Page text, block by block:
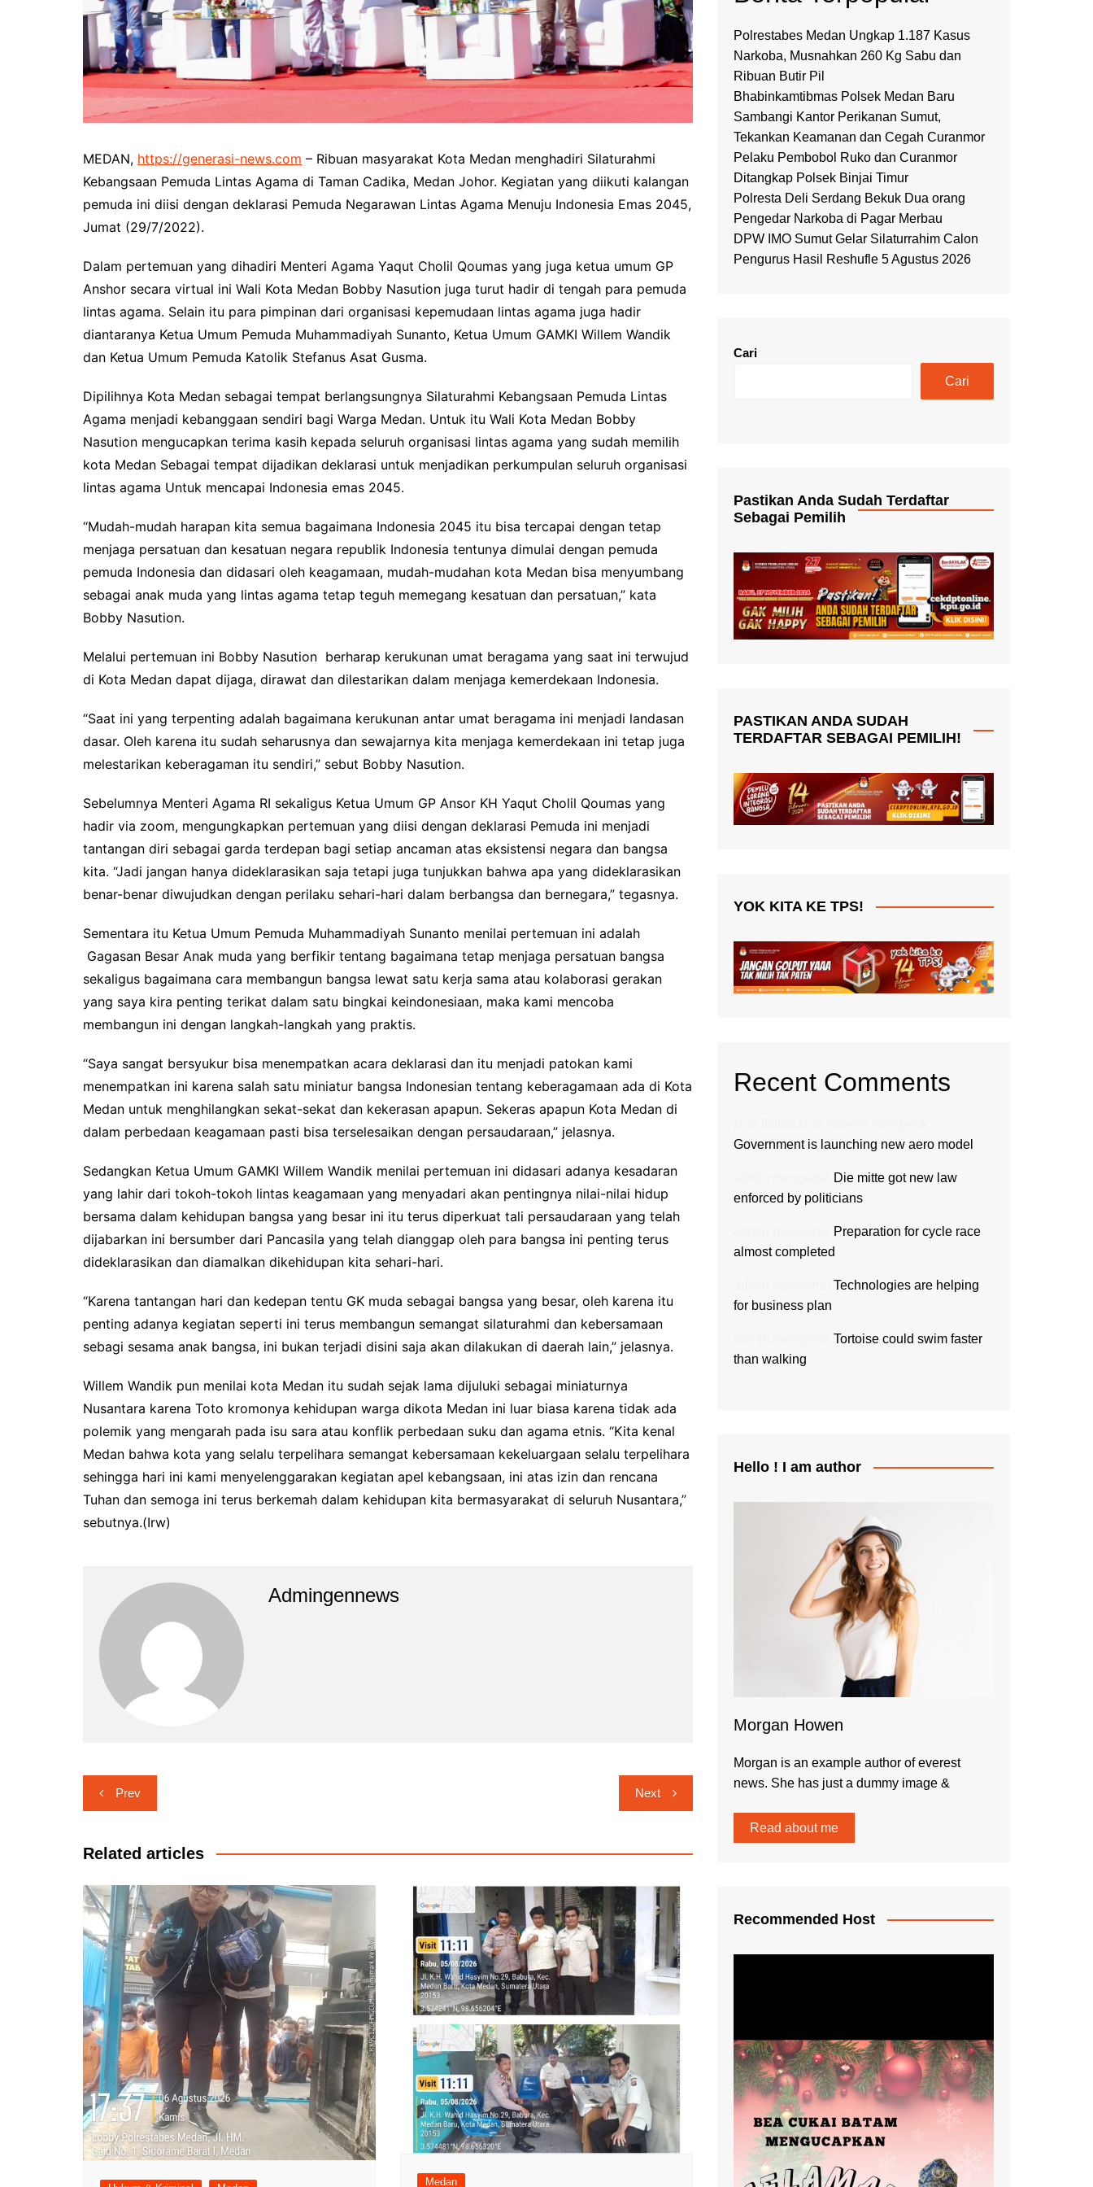
MEDAN, https://generasi-news.com – Ribuan masyarakat Kota Medan menghadiri Silaturahmi
Kebangsaan Pemuda Lintas Agama di Taman Cadika, Medan Johor. Kegiatan yang diikuti kalangan
pemuda ini diisi dengan deklarasi Pemuda Negarawan Lintas Agama Menuju Indonesia Emas 2045,
Jumat (29/7/2022).
Dalam pertemuan yang dihadiri Menteri Agama Yaqut Cholil Qoumas yang juga ketua umum GP
Anshor secara virtual ini Wali Kota Medan Bobby Nasution juga turut hadir di tengah para pemuda
lintas agama. Selain itu para pimpinan dari organisasi kepemudaan lintas agama juga hadir
diantaranya Ketua Umum Pemuda Muhammadiyah Sunanto, Ketua Umum GAMKI Willem Wandik
dan Ketua Umum Pemuda Katolik Stefanus Asat Gusma.
Dipilihnya Kota Medan sebagai tempat berlangsungnya Silaturahmi Kebangsaan Pemuda Lintas
Agama menjadi kebanggaan sendiri bagi Warga Medan. Untuk itu Wali Kota Medan Bobby
Nasution mengucapkan terima kasih kepada seluruh organisasi lintas agama yang sudah memilih
kota Medan Sebagai tempat dijadikan deklarasi untuk menjadikan perkumpulan seluruh organisasi
lintas agama Untuk mencapai Indonesia emas 2045.
“Mudah-mudah harapan kita semua bagaimana Indonesia 2045 itu bisa tercapai dengan tetap
menjaga persatuan dan kesatuan negara republik Indonesia tentunya dimulai dengan pemuda
pemuda Indonesia dan didasari oleh keagamaan, mudah-mudahan kota Medan bisa menyumbang
sebagai anak muda yang lintas agama tetap teguh memegang kesatuan dan persatuan,” kata
Bobby Nasution.
Melalui pertemuan ini Bobby Nasution berharap kerukunan umat beragama yang saat ini terwujud
di Kota Medan dapat dijaga, dirawat dan dilestarikan dalam menjaga kemerdekaan Indonesia.
“Saat ini yang terpenting adalah bagaimana kerukunan antar umat beragama ini menjadi landasan
dasar. Oleh karena itu sudah seharusnya dan sewajarnya kita menjaga kemerdekaan ini tetap juga
melestarikan keberagaman itu sendiri,” sebut Bobby Nasution.
Sebelumnya Menteri Agama RI sekaligus Ketua Umum GP Ansor KH Yaqut Cholil Qoumas yang
hadir via zoom, mengungkapkan pertemuan yang diisi dengan deklarasi Pemuda ini menjadi
tantangan diri sebagai garda terdepan bagi setiap ancaman atas eksistensi negara dan bangsa
kita. “Jadi jangan hanya dideklarasikan saja tetapi juga tunjukkan bahwa apa yang dideklarasikan
benar-benar diwujudkan dengan perilaku sehari-hari dalam berbangsa dan bernegara,” tegasnya.
Sementara itu Ketua Umum Pemuda Muhammadiyah Sunanto menilai pertemuan ini adalah
Gagasan Besar Anak muda yang berfikir tentang bagaimana tetap menjaga persatuan bangsa
sekaligus bagaimana cara membangun bangsa lewat satu kerja sama atau kolaborasi gerakan
yang saya kira penting terikat dalam satu bingkai keindonesiaan, maka kami mencoba
membangun ini dengan langkah-langkah yang praktis.
“Saya sangat bersyukur bisa menempatkan acara deklarasi dan itu menjadi patokan kami
menempatkan ini karena salah satu miniatur bangsa Indonesian tentang keberagamaan ada di Kota
Medan untuk menghilangkan sekat-sekat dan kekerasan apapun. Sekeras apapun Kota Medan di
dalam perbedaan keagamaan pasti bisa terselesaikan dengan persaudaraan,” jelasnya.
Sedangkan Ketua Umum GAMKI Willem Wandik menilai pertemuan ini didasari adanya kesadaran
yang lahir dari tokoh-tokoh lintas keagamaan yang menyadari akan pentingnya nilai-nilai hidup
bersama dalam kehidupan bangsa yang besar ini itu terus diperkuat tali persaudaraan yang telah
dijabarkan ini bersumber dari Pancasila yang telah dianggap oleh para bangsa ini penting terus
dideklarasikan dan diamalkan dikehidupan kita sehari-hari.
“Karena tantangan hari dan kedepan tentu GK muda sebagai bangsa yang besar, oleh karena itu
penting adanya kegiatan seperti ini terus membangun semangat silaturahmi dan kebersamaan
sebagi sesama anak bangsa, ini bukan terjadi disini saja akan dilakukan di daerah lain,” jelasnya.
Willem Wandik pun menilai kota Medan itu sudah sejak lama dijuluki sebagai miniaturnya
Nusantara karena Toto kromonya kehidupan warga dikota Medan ini luar biasa karena tidak ada
polemik yang mengarah pada isu sara atau konflik perbedaan suku dan agama etnis. “Kita kenal
Medan bahwa kota yang selalu terpelihara semangat kebersamaan kekeluargaan selalu terpelihara
sehingga hari ini kami menyelenggarakan kegiatan apel kebangsaan, ini atas izin dan rencana
Tuhan dan semoga ini terus berkemah dalam kehidupan kita bermasyarakat di seluruh Nusantara,”
sebutnya.(Irw)
Admingennews
Navigasi
pos
Prev Next
Related articles
Medan
Polrestabes Medan Ungkap 1.187 Kasus
Narkoba, Musnahkan 260 Kg Sabu dan
Ribuan Butir Pil
Bhabinkamtibmas Polsek Medan Baru
Sambangi Kantor Perikanan Sumut,
Tekankan Keamanan dan Cegah Curanmor
Pelaku Pembobol Ruko dan Curanmor
Ditangkap Polsek Binjai Timur
Polresta Deli Serdang Bekuk Dua orang
Pengedar Narkoba di Pagar Merbau
DPW IMO Sumut Gelar Silaturrahim Calon
Pengurus Hasil Reshufle 5 Agustus 2026
Cari
Cari
Pastikan Anda Sudah Terdaftar
Sebagai Pemilih
PASTIKAN ANDA SUDAH
TERDAFTAR SEBAGAI PEMILIH!
YOK KITA KE TPS!
Recent Comments
Government is launching new aero model
Die mitte got new law
enforced by politicians
Preparation for cycle race
almost completed
Technologies are helping
for business plan
Tortoise could swim faster
than walking
Hello ! I am author
Morgan Howen
Morgan is an example author of everest
news. She has just a dummy image &
Read about me
Recommended Host